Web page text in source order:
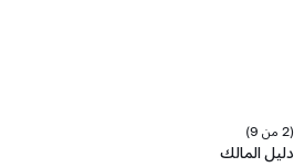
(2 من 9)
دليل المالك